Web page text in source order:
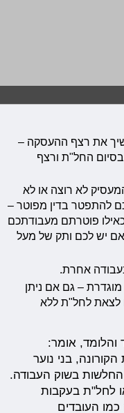
את רצף ההעסקה –
בסיום החל"ת ורצף
לא רוצה או לא
להתפטר בדין מפוטר –
פוטרתם מעבודתכם
אם יש לכם ותק של מעל
אחרת.
– גם אם ניתן
לצאת לחל"ת ללא
אומר:
בני נוער
החלשות בשוק העבודה.
לחל"ת בעקבות
העובדים